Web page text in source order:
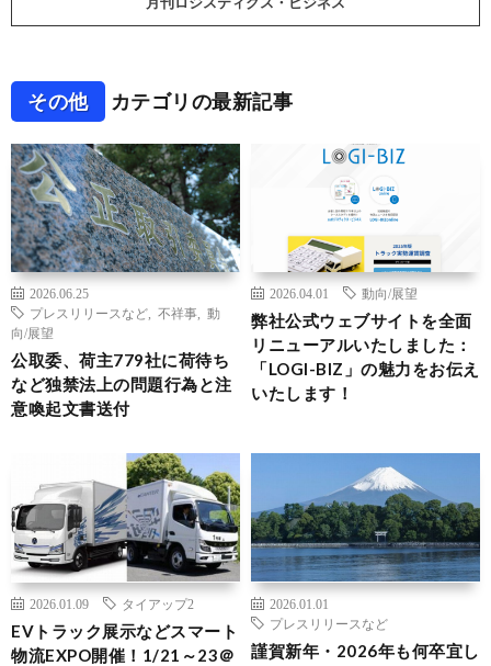
その他 カテゴリの最新記事
2026.06.25
プレスリリースなど
不祥事
動
向/展望
公取委、荷主779社に荷待ち
など独禁法上の問題行為と注
意喚起文書送付
2026.04.01 動向/展望
弊社公式ウェブサイトを全面
リニューアルいたしました：
「LOGI-BIZ」の魅力をお伝え
いたします！
2026.01.09 タイアップ2
EVトラック展示などスマート
物流EXPO開催！1/21～23＠
2026.01.01
プレスリリースなど
謹賀新年・2026年も何卒宜し